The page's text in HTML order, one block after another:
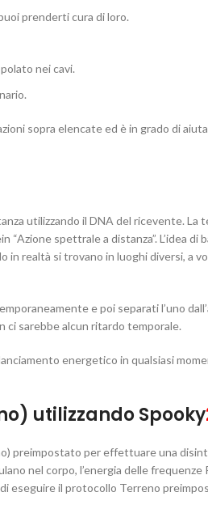
prenderti cura di loro.
nei cavi.
sopra elencate ed è in grado di
utilizzando il DNA del ricevente. La
spettrale a distanza”. L’idea di
in realtà si trovano in luoghi diversi, a
e poi separati l’uno
ci sarebbe alcun ritardo temporale.
energetico in qualsiasi
utilizzando Spooky
preimpostato per effettuare una
nel corpo, l’energia delle frequenze
eseguire il protocollo Terreno